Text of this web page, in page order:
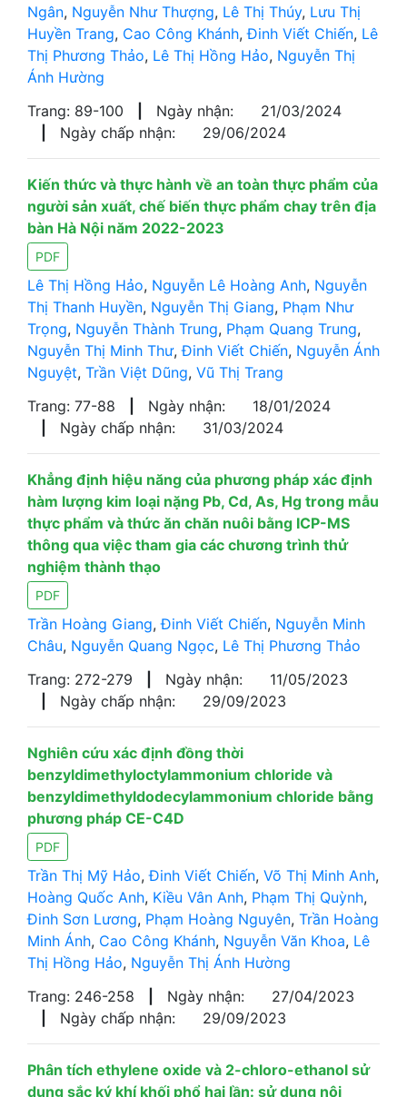
Ngân, Nguyễn Như Thượng, Lê Thị Thúy, Lưu Thị
Huyền Trang, Cao Công Khánh,Đinh Viết Chiến, Lê
Thị Phương Thảo, Lê Thị Hồng Hảo, Nguyễn Thị
Ánh Hường
Trang: 89-100
Ngày nhận:
21/03/2024
Ngày chấp nhận: 29/06/2024
Kiến thức và thực hành về an toàn thực phẩm của
người sản xuất, chế biến thực phẩm chay trên địa
bàn Hà Nội năm 2022-2023
PDF
Lê Thị Hồng Hảo, Nguyễn Lê Hoàng Anh, Nguyễn
Thị Thanh Huyền, Nguyễn Thị Giang, Phạm Như
Trọng, Nguyễn Thành Trung, Phạm Quang Trung,
Nguyễn Thị Minh Thư,Đinh Viết Chiến, Nguyễn Ánh
Nguyệt, Trần Việt Dũng, Vũ Thị Trang
Trang: 77-88
Ngày nhận:
18/01/2024
Ngày chấp nhận: 31/03/2024
Khẳng định hiệu năng của phương pháp xác định
hàm lượng kim loại nặng Pb, Cd, As, Hg trong mẫu
thực phẩm và thức ăn chăn nuôi bằng ICP-MS
thông qua việc tham gia các chương trình thử
nghiệm thành thạo
PDF
Trần Hoàng Giang,Đinh Viết Chiến, Nguyễn Minh
Châu, Nguyễn Quang Ngọc, Lê Thị Phương Thảo
Trang: 272-279
Ngày nhận:
11/05/2023
Ngày chấp nhận: 29/09/2023
Nghiên cứu xác định đồng thời
benzyldimethyloctylammonium chloride và
benzyldimethyldodecylammonium chloride bằng
phương pháp CE-C4D
PDF
Trần Thị Mỹ Hảo,Đinh Viết Chiến, Võ Thị Minh Anh,
Hoàng Quốc Anh, Kiều Vân Anh, Phạm Thị Quỳnh,
Đinh Sơn Lương, Phạm Hoàng Nguyên, Trần Hoàng
Minh Ánh, Cao Công Khánh, Nguyễn Văn Khoa, Lê
Thị Hồng Hảo, Nguyễn Thị Ánh Hường
Trang: 246-258
Ngày nhận:
27/04/2023
Ngày chấp nhận: 29/09/2023
Phân tích ethylene oxide và 2-chloro-ethanol sử
dụng sắc ký khí khối phổ hai lần: sử dụng nội